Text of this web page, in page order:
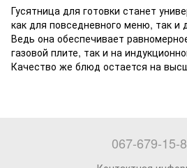
Гусятница для готовки станет
как для повседневного меню, так и
Ведь она обеспечивает
газовой плите, так и на
Качество же блюд остается на
067-679-15-